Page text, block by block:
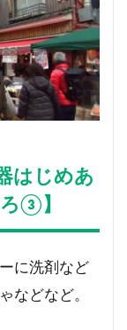
はじめあ
③】
に洗剤など
などなど。